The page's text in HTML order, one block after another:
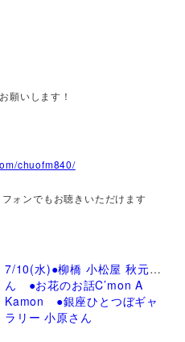
願いします！
chuofm840/
ォンでもお聴きいただけます
7/10(水)●柳橋 小松屋 秋元さ
ん ●お花のお話C’mon A
Kamon ●銀座ひとつぼギャ
ラリー 小原さん